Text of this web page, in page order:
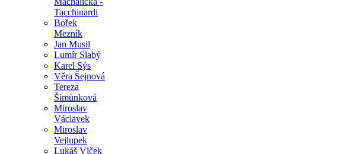
Tacchinardi
Bořek
Mezník
Jan Musil
Lumír Slabý
Karel Sýs
Věra Šejnová
Tereza
Šimůnková
Miroslav
Václavek
Miroslav
Vejlupek
Lukáš Vlček